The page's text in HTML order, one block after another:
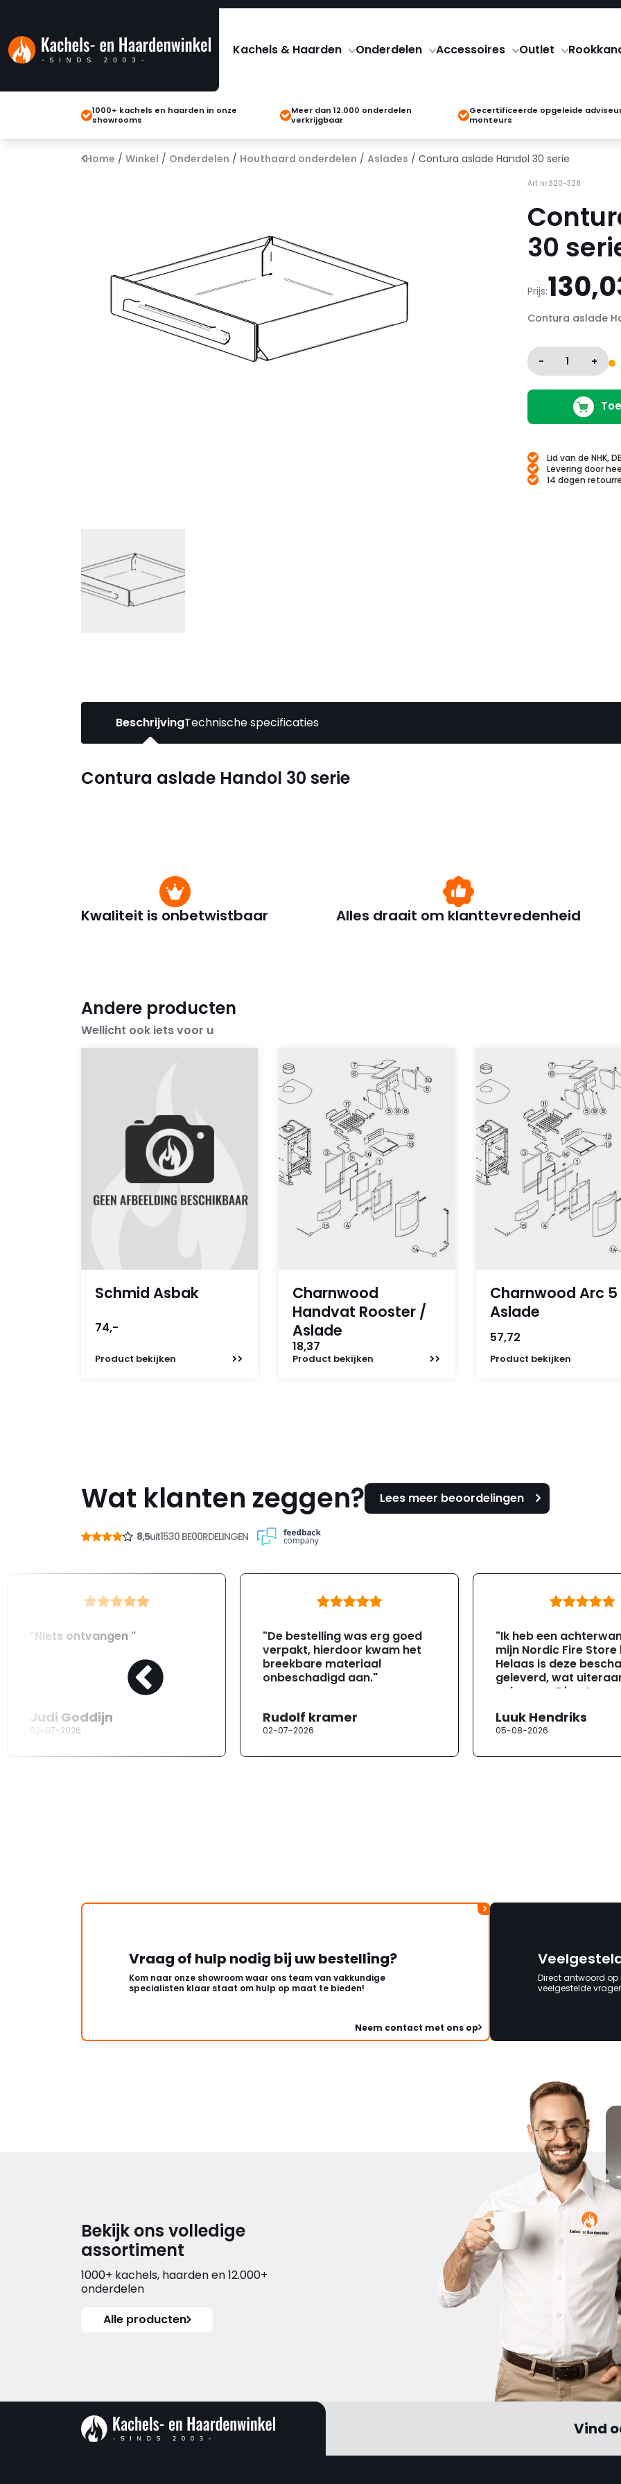
Kachels & Haarden Onderdelen Accessoires Outlet
1000+ kachels en haarden in onze
showrooms
Meer dan 12.000 onderdelen
verkrijgbaar
Gecertificeerde opgeleide
monteurs
Home / Winkel / Onderdelen / Houthaard onderdelen / Aslades / Contura aslade Handol 30 serie
Art nr:320-328
30
Prijs:
Contura aslade
- 1 +
Lid van de NHK,
Levering door
14 dagen
BeschrijvingTechnische specificaties
Contura aslade Handol 30 serie
Kwaliteit is onbetwistbaar Alles draait om klanttevredenheid
Andere producten
Wellicht ook iets voor u
Schmid Asbak
74,-
Product bekijken
Charnwood
Handvat Rooster /
Aslade
18,37
Product bekijken
Charnwood Arc 5
Aslade
57,72
Product bekijken
Wat klanten zeggen? Lees meer beoordelingen
8,5uit1530 BE00RDELINGEN
"Niets ontvangen "
Judi Goddijn
02-07-2026
"De bestelling was erg goed
verpakt, hierdoor kwam het
breekbare materiaal
onbeschadigd aan."
Rudolf kramer
02-07-2026
"Ik heb een
mijn Nordic Fire
Helaas is deze
geleverd, wat
gebeuren. Direct na
opgenomen met de
klantenservice. Helaas
erg moeizaam;
Luuk Hendriks
05-08-2026
Vraag of hulp nodig bij uw bestelling?
Kom naar onze showroom waar ons team van vakkundige
specialisten klaar staat om hulp op maat te bieden!
Neem contact met ons op
Direct antwoord op
veelgestelde
Bekijk ons volledige
assortiment
1000+ kachels, haarden en 12.000+
onderdelen
Alle producten
Vind